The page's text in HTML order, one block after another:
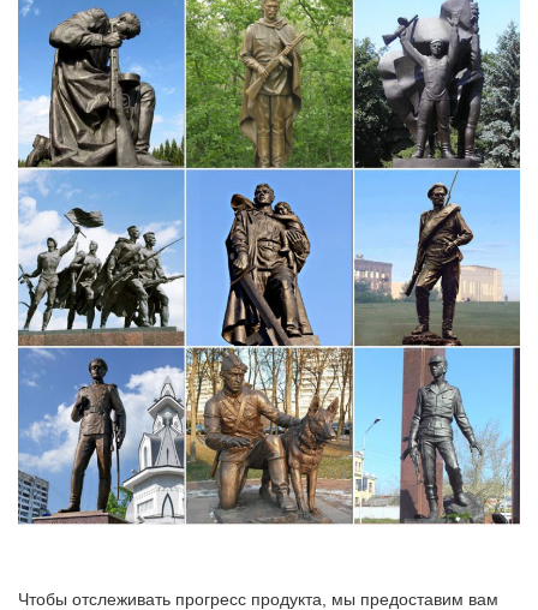
изображением Бакуганов. Коллекционные фигурки
Bakugan.Символ 2018 года – Собака. Юный ученый.
Купить фарфоровые фигурки собак на Новый год оптом…
Коллекционные монеты 127.На складе 4 шт. Фигурка
«Собачка», 4 см, микс. Символ года 2018; Россия; Фарфор; В
боксе 60 шт.Статуэтка фарфоровая "Пёс Крендель", цвет, 5 см.
Россия; Фарфор; В боксе 210 шт.
Символ года 2018 Собака фарфор -20% — Каталог —
Подарок 52…
Символ года 2018 Собака, полистоун -20%. Фигурки собачек,
иск.мех -20%. Магниты новогодние. НОВИНКА!
Коллекционные литые игрушки из олова и латуни.Статуэтки
животных из дерева.
Чтобы отслеживать прогресс продукта, мы предоставим вам